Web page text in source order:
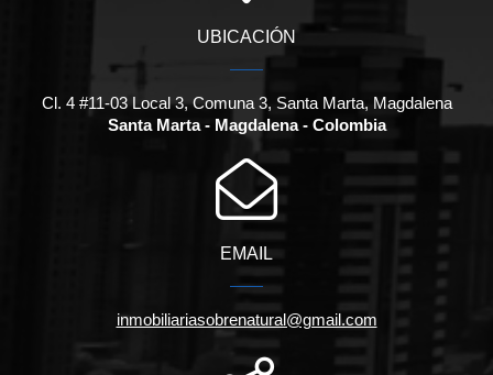
UBICACIÓN
Cl. 4 #11-03 Local 3, Comuna 3, Santa Marta, Magdalena
Santa Marta - Magdalena - Colombia
EMAIL
inmobiliariasobrenatural@gmail.com